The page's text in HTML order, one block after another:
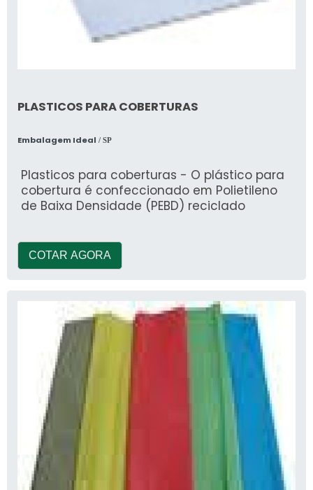
PLASTICOS PARA COBERTURAS
Embalagem Ideal / SP
Plasticos para coberturas - O plástico para
cobertura é confeccionado em Polietileno
de Baixa Densidade (PEBD) reciclado
COTAR AGORA